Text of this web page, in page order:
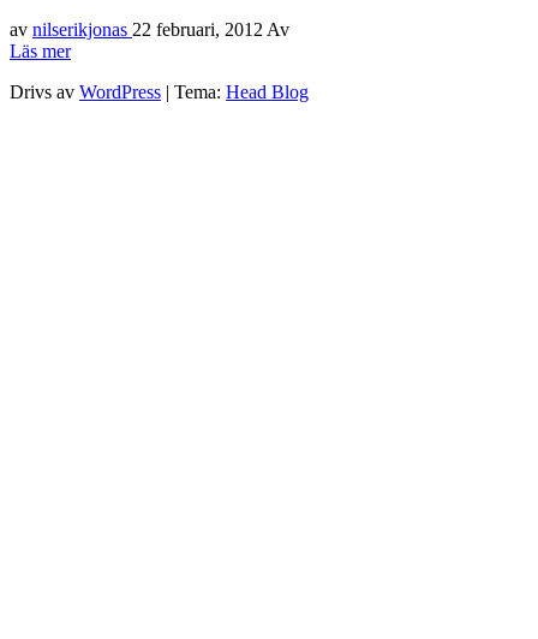
av nilserikjonas 22 februari, 2012 Av
Läs mer
Drivs av WordPress | Tema: Head Blog